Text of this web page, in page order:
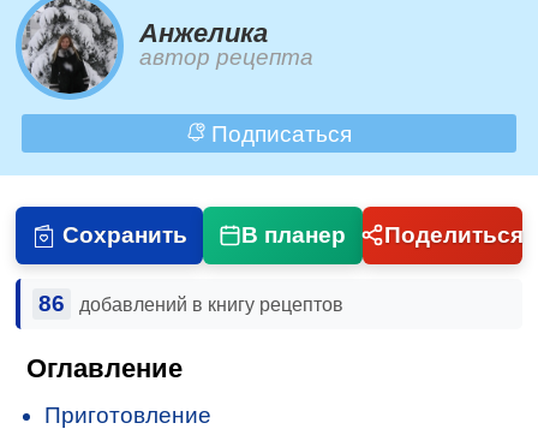
Анжелика
автор рецепта
Подписаться
Сохранить В планер Поделиться
86 добавлений в книгу рецептов
Оглавление
Приготовление